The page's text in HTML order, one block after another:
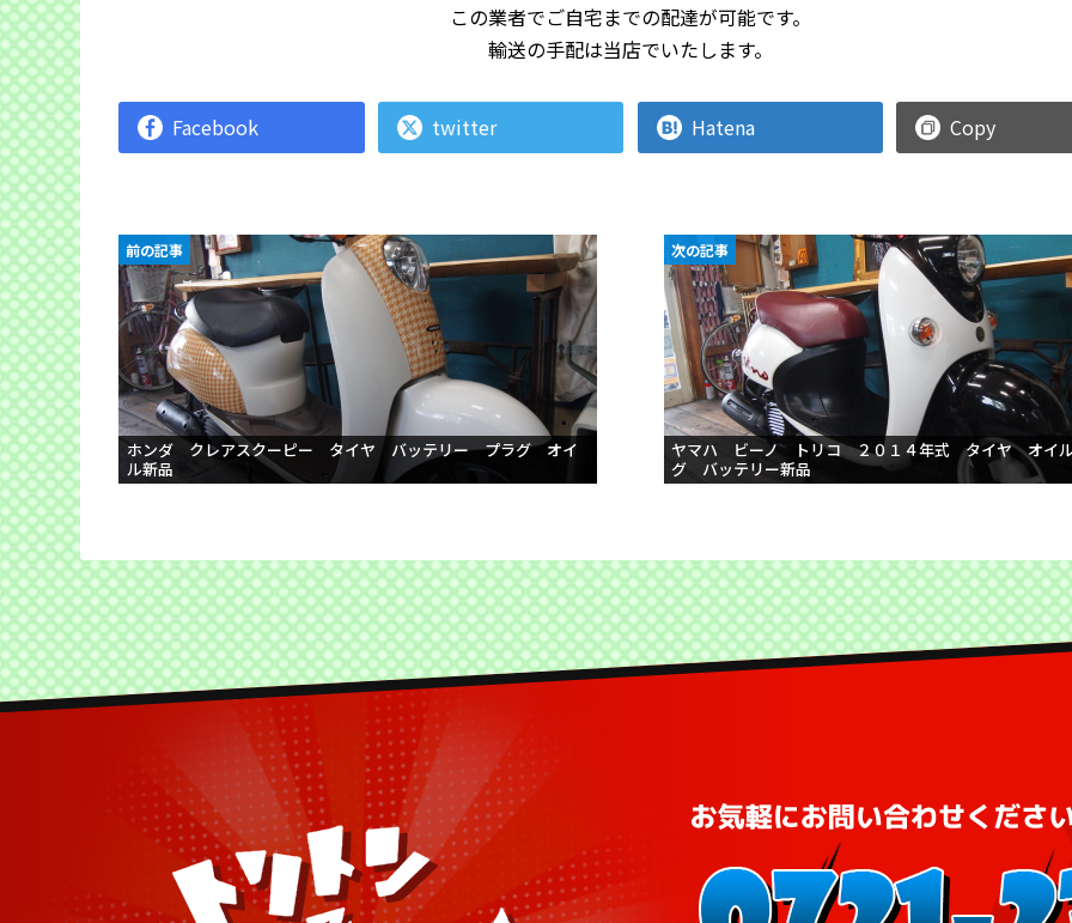
この業者でご自宅までの配達が可能です。
輸送の手配は当店でいたします。
Facebook twitter Hatena Copy
ホンダ クレアスクーピー タイヤ バッテリー プラグ オイ
ル新品
前の記事
ヤマハ ビーノ トリコ ２０１４年式 タイヤ オイ
グ バッテリー新品
次の記事